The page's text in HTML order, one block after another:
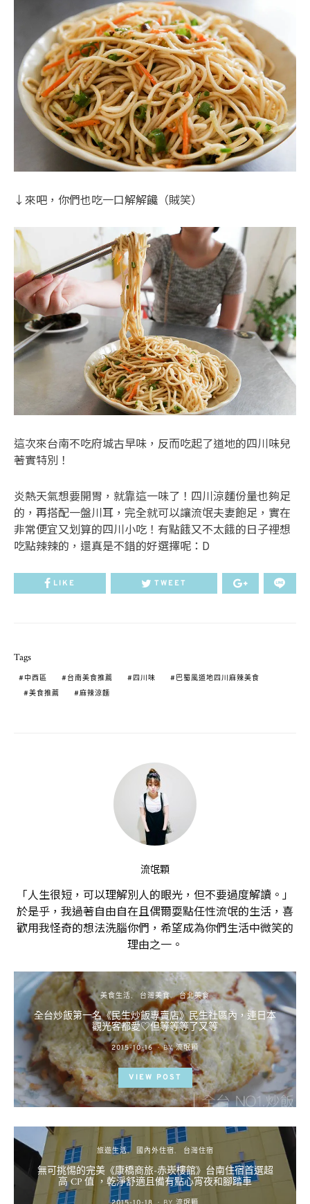
↓來吧，你們也吃一口解解饞（賊笑）
這次來台南不吃府城古早味，反而吃起了道地的四川味兒
著實特別！
炎熱天氣想要開胃，就靠這一味了！四川涼麵份量也夠足
的，再搭配一盤川耳，完全就可以讓流氓夫妻飽足，實在
非常便宜又划算的四川小吃！有點餓又不太餓的日子裡想
吃點辣辣的，還真是不錯的好選擇呢：D
LIKE TWEET
Tags
中西區 台南美食推薦 四川味
巴蜀風道地四川麻辣美食
美食推薦
麻辣涼麵
流氓顆
「人生很短，可以理解別人的眼光，但不要過度解讀。」
於是乎，我過著自由自在且偶爾耍點任性流氓的生活，喜
歡用我怪奇的想法洗腦你們，希望成為你們生活中微笑的
理由之一。
美食生活 台灣美食 台北美食
全台炒飯第一名《民生炒飯專賣店》民生社區內，連日本
觀光客都愛♡但等等等了又等
POSTED
ON
2015-10-16 BY 流氓顆
VIEW POST
旅遊生活 國內外住宿 台灣住宿
無可挑惕的完美《康橋商旅-赤崁樓館》台南住宿首選超
高 CP 值 ，乾淨舒適且備有點心宵夜和腳踏車
POSTED